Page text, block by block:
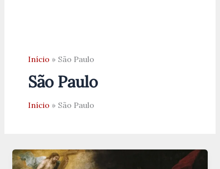
Início São Paulo
São Paulo
Início São Paulo